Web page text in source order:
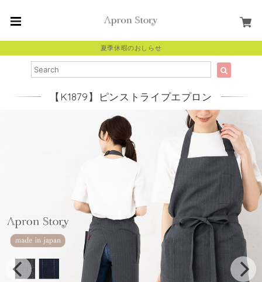
夏季休暇のおしらせ
【K1879】ピンストライプエプロン